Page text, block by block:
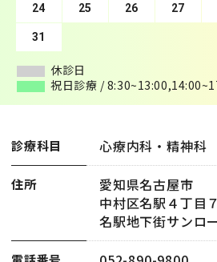
24 25 26 27
31
休診日
祝日診療 /
28 29 30
休診日
祝日診療 /
診療科目 心療内科・精神科
住所
愛知県名古屋市
中村区名駅４丁目
名駅地下街サンロ